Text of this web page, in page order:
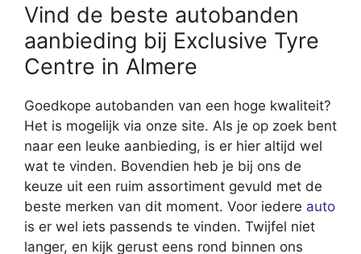
Vind de beste autobanden
aanbieding bij Exclusive Tyre
Centre in Almere
Goedkope autobanden van een hoge kwaliteit?
Het is mogelijk via onze site. Als je op zoek bent
naar een leuke aanbieding, is er hier altijd wel
wat te vinden. Bovendien heb je bij ons de
keuze uit een ruim assortiment gevuld met de
beste merken van dit moment. Voor iedere auto
is er wel iets passends te vinden. Twijfel niet
langer, en kijk gerust eens rond binnen ons